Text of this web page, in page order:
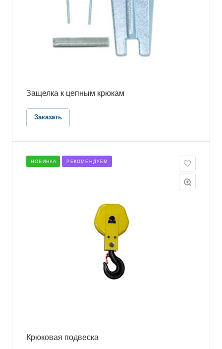
Защелка к цепным крюкам
Заказать
НОВИНКА РЕКОМЕНДУЕМ
Крюковая подвеска